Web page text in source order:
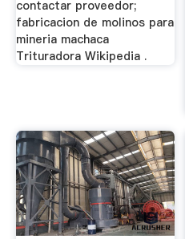
contactar proveedor;
fabricacion de molinos para
mineria machaca
Trituradora Wikipedia .